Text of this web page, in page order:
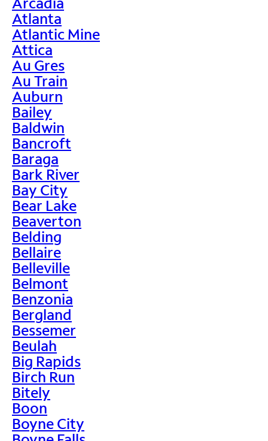
Atlanta
Atlantic Mine
Attica
Au Gres
Au Train
Auburn
Bailey
Baldwin
Bancroft
Baraga
Bark River
Bay City
Bear Lake
Beaverton
Belding
Bellaire
Belleville
Belmont
Benzonia
Bergland
Bessemer
Beulah
Big Rapids
Birch Run
Bitely
Boon
Boyne City